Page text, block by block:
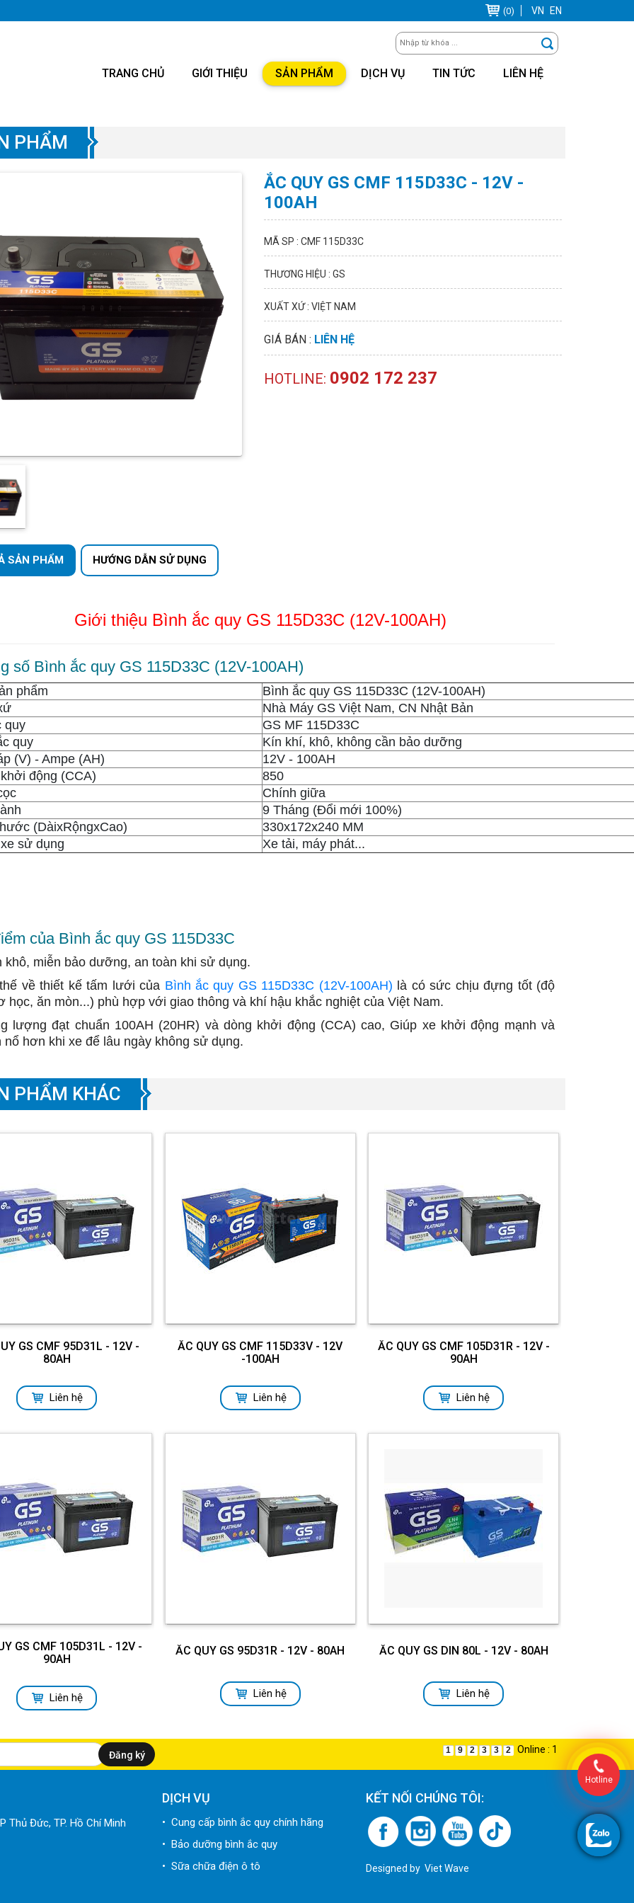
(0) VN EN
TRANG CHỦ GIỚI THIỆU SẢN PHẨM DỊCH VỤ TIN TỨC LIÊN HỆ
PHẨM
ẮC QUY GS CMF 115D33C - 12V -
100AH
MÃ SP : CMF 115D33C
THƯƠNG HIỆU : GS
XUẤT XỨ : VIỆT NAM
GIÁ BÁN : LIÊN HỆ
HOTLINE: 0902 172 237
SẢN PHẨM HƯỚNG DẪN SỬ DỤNG
Giới thiệu Bình ắc quy GS 115D33C (12V-100AH)
số Bình ắc quy GS 115D33C (12V-100AH)
phẩm
Bình ắc quy GS 115D33C (12V-100AH)
Nhà Máy GS Việt Nam, CN Nhật Bản
quy
GS MF 115D33C
quy
Kín khí, khô, không cần bảo dưỡng
(V) - Ampe (AH)
12V - 100AH
động (CCA)
850
Chính giữa
9 Tháng (Đổi mới 100%)
(DàixRộngxCao)
330x172x240 MM
sử dụng
Xe tải, máy phát...
của Bình ắc quy GS 115D33C
khô, miễn bảo dưỡng, an toàn khi sử dụng.
về thiết kế tấm lưới của Bình ắc quy GS 115D33C (12V-100AH) là có sức chịu đựng tốt (độ
học, ăn mòn...) phù hợp với giao thông và khí hậu khắc nghiệt của Việt Nam.
lượng đạt chuẩn 100AH (20HR) và dòng khởi động (CCA) cao, Giúp xe khởi động mạnh và
nổ hơn khi xe để lâu ngày không sử dụng.
PHẨM KHÁC
GS CMF 95D31L - 12V -
80AH
Liên hệ
ẮC QUY GS CMF 115D33V - 12V
-100AH
Liên hệ
ẮC QUY GS CMF 105D31R - 12V -
90AH
Liên hệ
GS CMF 105D31L - 12V -
90AH
Liên hệ
ẮC QUY GS 95D31R - 12V - 80AH
Liên hệ
ẮC QUY GS DIN 80L - 12V - 80AH
Liên hệ
1 9 2 3 3 2 Online : 1
Thủ Đức, TP. Hồ Chí Minh
DỊCH VỤ
• Cung cấp bình ắc quy chính hãng
• Bảo dưỡng bình ắc quy
• Sữa chữa điện ô tô
KẾT NỐI CHÚNG TÔI:
Designed by Viet Wave
Hotline